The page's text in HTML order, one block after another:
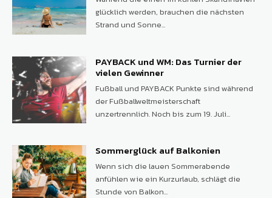
glücklich werden, brauchen die nächsten
Strand und Sonne...
PAYBACK und WM: Das Turnier der
vielen Gewinner
Fußball und PAYBACK Punkte sind während
der Fußballweltmeisterschaft
unzertrennlich. Noch bis zum 19. Juli...
Sommerglück auf Balkonien
Wenn sich die lauen Sommerabende
anfühlen wie ein Kurzurlaub, schlägt die
Stunde von Balkon...